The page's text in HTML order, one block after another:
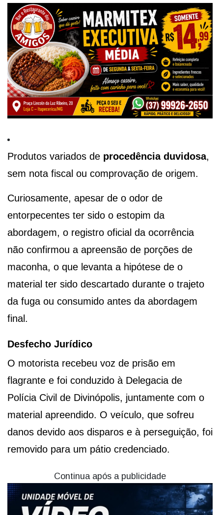
Produtos variados de procedência duvidosa,
sem nota fiscal ou comprovação de origem.
Curiosamente, apesar de o odor de
entorpecentes ter sido o estopim da
abordagem, o registro oficial da ocorrência
não confirmou a apreensão de porções de
maconha, o que levanta a hipótese de o
material ter sido descartado durante o trajeto
da fuga ou consumido antes da abordagem
final.
Desfecho Jurídico
O motorista recebeu voz de prisão em
flagrante e foi conduzido à Delegacia de
Polícia Civil de Divinópolis, juntamente com o
material apreendido. O veículo, que sofreu
danos devido aos disparos e à perseguição, foi
removido para um pátio credenciado.
Continua após a publicidade